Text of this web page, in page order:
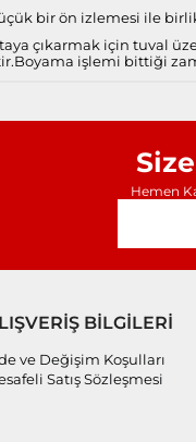
bir ön izlemesi ile
çıkarmak için tuval
Boyama işlemi bittiği
Hemen
BİLGİLERİ
ve Değişim Koşulları
Satış Sözleşmesi